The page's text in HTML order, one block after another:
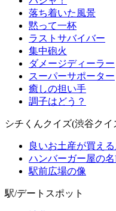
落ち着いた風景
黙って一杯
ラストサバイバー
集中砲火
ダメージディーラー
スーパーサポーター
癒しの担い手
調子はどう？
シチくんクイズ(渋谷クイ
良いお土産が買え
ハンバーガー屋の
駅前広場の像
駅/デートスポット